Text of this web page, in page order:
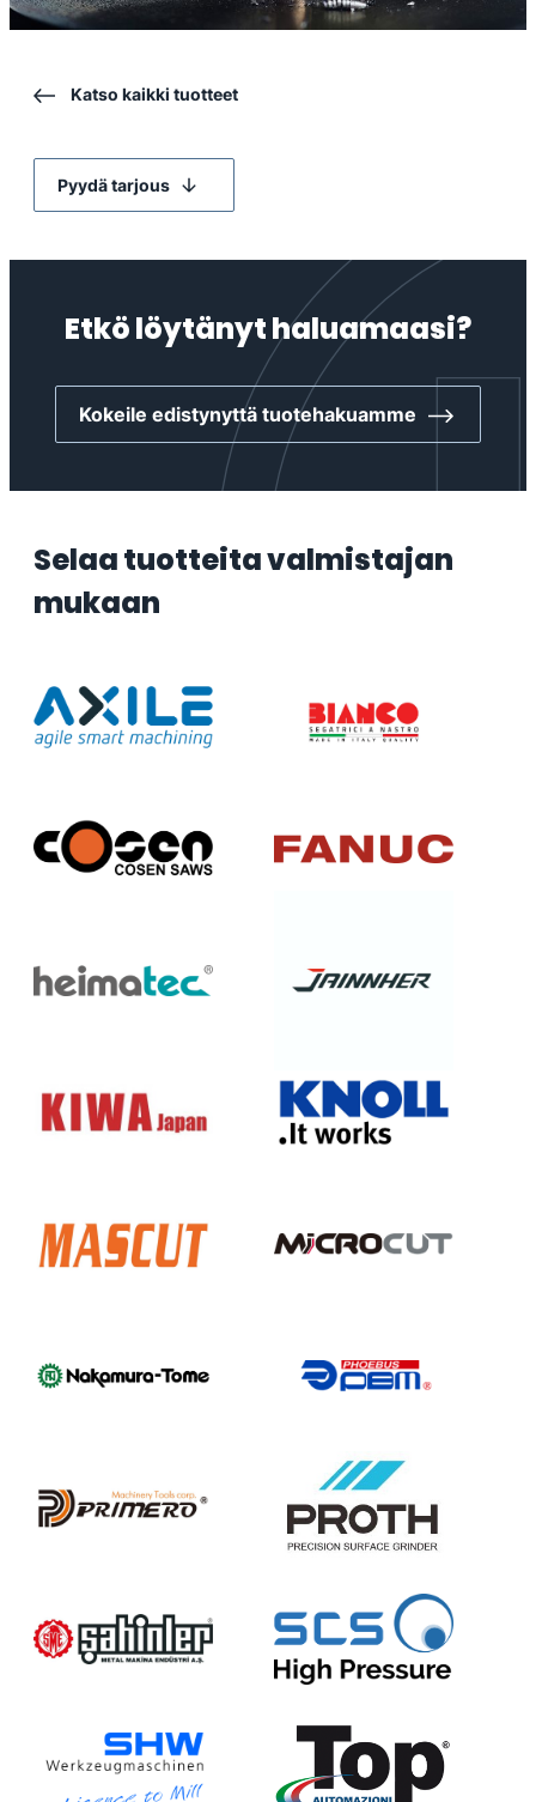
Katso kaikki tuotteet
Pyydä tarjous
Etkö löytänyt haluamaasi?
Kokeile edistynyttä tuotehakuamme
Selaa tuotteita valmistajan
mukaan
Axile Bianco
Cosen Fanuc
Heimatec Jainnher
KIWA Knoll
Mascut Microcut
Nakamura-
Phoebus
Primero Proth
Sahinler
SCS-
High
Top